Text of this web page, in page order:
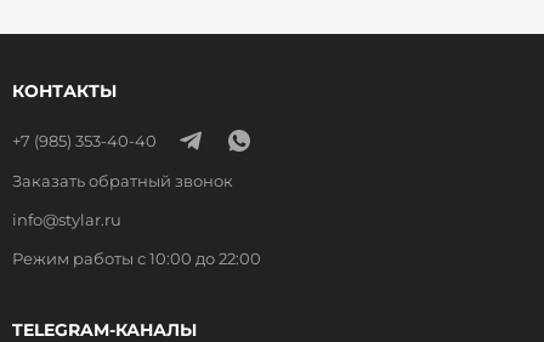
КОНТАКТЫ
+7 (985) 353-40-40
Заказать обратный звонок
info@stylar.ru
Режим работы с 10:00 до 22:00
TELEGRAM-КАНАЛЫ